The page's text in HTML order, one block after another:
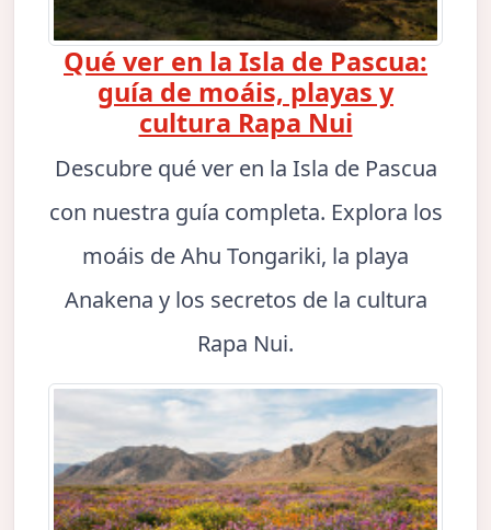
Qué ver en la Isla de Pascua:
guía de moáis, playas y
cultura Rapa Nui
Descubre qué ver en la Isla de Pascua
con nuestra guía completa. Explora los
moáis de Ahu Tongariki, la playa
Anakena y los secretos de la cultura
Rapa Nui.